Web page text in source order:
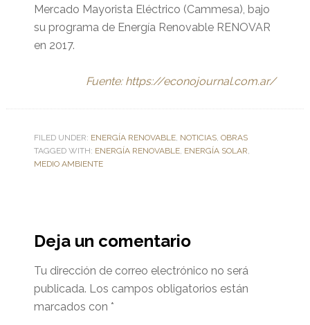
Mercado Mayorista Eléctrico (Cammesa), bajo
su programa de Energía Renovable RENOVAR
en 2017.
Fuente: https://econojournal.com.ar/
FILED UNDER: ENERGÍA RENOVABLE, NOTICIAS, OBRAS
TAGGED WITH: ENERGÍA RENOVABLE, ENERGÍA SOLAR
MEDIO AMBIENTE
Deja un comentario
Tu dirección de correo electrónico no será
publicada. Los campos obligatorios están
marcados con *